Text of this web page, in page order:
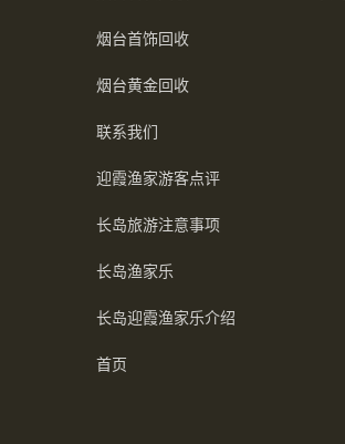
烟台首饰回收
烟台黄金回收
联系我们
迎霞渔家游客点评
长岛旅游注意事项
长岛渔家乐
长岛迎霞渔家乐介绍
首页